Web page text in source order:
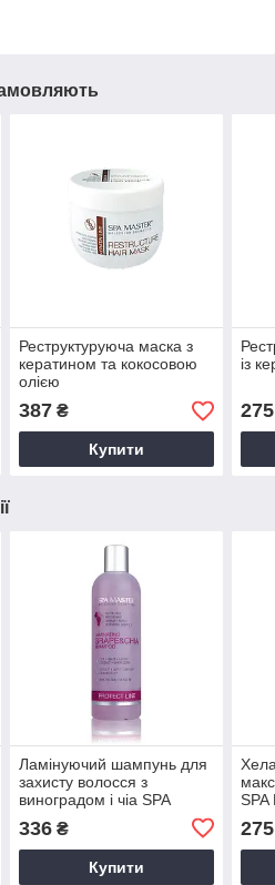
Реструктуруюча маска з
кератином та кокосовою
олією
387₴
Купити
із
275
Ламінуючий шампунь для
захисту волосся з
виноградом і чіа SPA
336₴
Купити
SPA
275